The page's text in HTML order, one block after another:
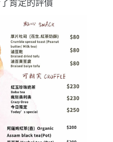
肯定的評價